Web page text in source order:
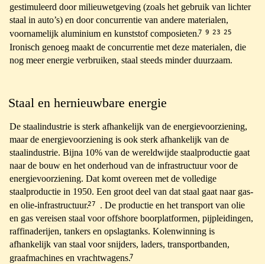
gestimuleerd door milieuwetgeving (zoals het gebruik van lichter
staal in auto’s) en door concurrentie van andere materialen,
voornamelijk aluminium en kunststof composieten.7 9 23 25
Ironisch genoeg maakt de concurrentie met deze materialen, die
nog meer energie verbruiken, staal steeds minder duurzaam.
Staal en hernieuwbare energie
De staalindustrie is sterk afhankelijk van de energievoorziening,
maar de energievoorziening is ook sterk afhankelijk van de
staalindustrie. Bijna 10% van de wereldwijde staalproductie gaat
naar de bouw en het onderhoud van de infrastructuur voor de
energievoorziening. Dat komt overeen met de volledige
staalproductie in 1950. Een groot deel van dat staal gaat naar gas-
en olie-infrastructuur.27
. De productie en het transport van olie
en gas vereisen staal voor offshore boorplatformen, pijpleidingen,
raffinaderijen, tankers en opslagtanks. Kolenwinning is
afhankelijk van staal voor snijders, laders, transportbanden,
graafmachines en vrachtwagens.7